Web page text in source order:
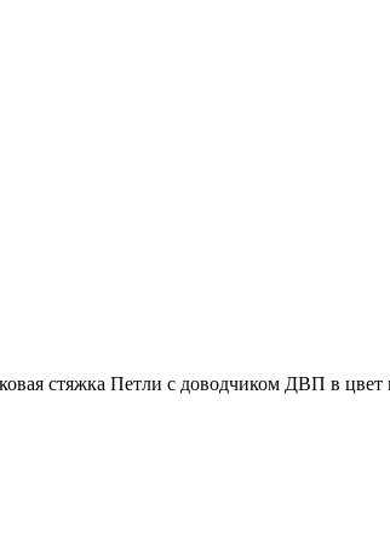
стяжка Петли с доводчиком ДВП в цвет